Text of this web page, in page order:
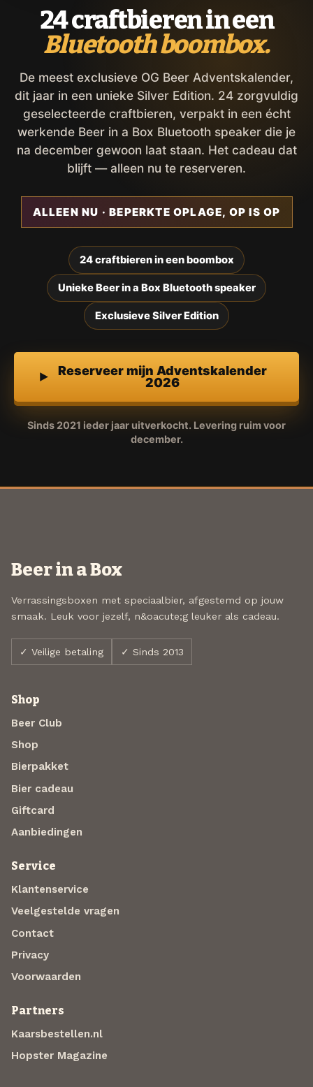
24 craftbieren in een
Bluetooth boombox.
De meest exclusieve OG Beer Adventskalender,
dit jaar in een unieke Silver Edition. 24 zorgvuldig
geselecteerde craftbieren, verpakt in een écht
werkende Beer in a Box Bluetooth speaker die je
na december gewoon laat staan. Het cadeau dat
blijft — alleen nu te reserveren.
ALLEEN NU · BEPERKTE OPLAGE, OP IS OP
24 craftbieren in een boombox
Unieke Beer in a Box Bluetooth speaker
Exclusieve Silver Edition
Reserveer mijn Adventskalender
2026
Sinds 2021 ieder jaar uitverkocht. Levering ruim voor
december.
Beer in a Box
Verrassingsboxen met speciaalbier, afgestemd op jouw
smaak. Leuk voor jezelf, n&oacute;g leuker als cadeau.
✓ Veilige betaling ✓ Sinds 2013
Shop
Beer Club
Shop
Bierpakket
Bier cadeau
Giftcard
Aanbiedingen
Service
Klantenservice
Veelgestelde vragen
Contact
Privacy
Voorwaarden
Partners
Kaarsbestellen.nl
Hopster Magazine